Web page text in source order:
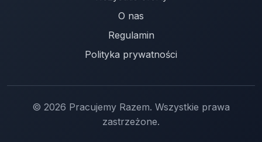
O nas
Regulamin
Polityka prywatności
© 2026 Pracujemy Razem. Wszystkie prawa
zastrzeżone.